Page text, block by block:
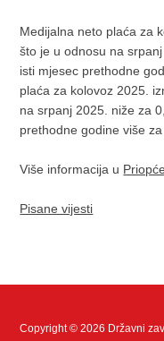
Medijalna neto plaća za
što je u odnosu na
isti mjesec prethodne
plaća za kolovoz 2025.
na srpanj 2025. niže za
prethodne godine više za
Više informacija u
Pisane vijesti
Copyright © 2026 Državni